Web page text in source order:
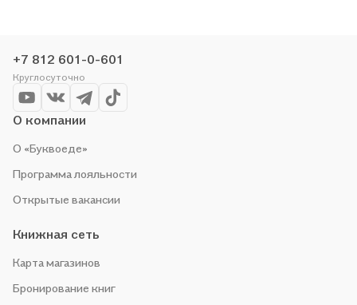
организуем конкурсы и проводим акции. Оставайтесь с нами,
чтобы не упустить выгоду!
+7 812 601-0-601
Круглосуточно
О компании
О «Буквоеде»
Программа лояльности
Открытые вакансии
Книжная сеть
Карта магазинов
Бронирование книг